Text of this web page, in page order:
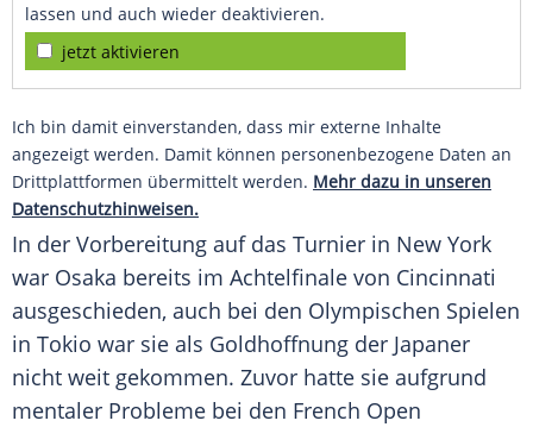
lassen und auch wieder deaktivieren.
jetzt aktivieren
Ich bin damit einverstanden, dass mir externe Inhalte
angezeigt werden. Damit können personenbezogene Daten an
Drittplattformen übermittelt werden. Mehr dazu in unseren
Datenschutzhinweisen.
In der Vorbereitung auf das Turnier in New York
war Osaka bereits im Achtelfinale von Cincinnati
ausgeschieden, auch bei den Olympischen Spielen
in Tokio war sie als Goldhoffnung der Japaner
nicht weit gekommen. Zuvor hatte sie aufgrund
mentaler Probleme bei den French Open